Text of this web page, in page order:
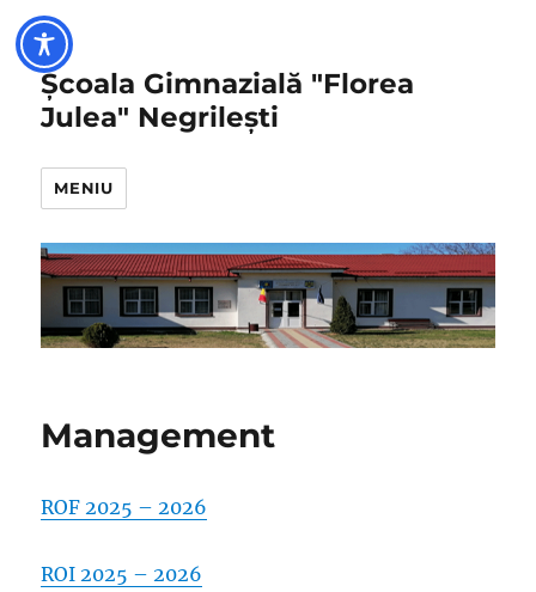
Școala Gimnazială "Florea
Julea" Negrilești
MENIU
Management
ROF 2025 – 2026
ROI 2025 – 2026